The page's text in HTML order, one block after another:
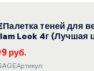
теней для
Look 4г (Лучшая
руб.